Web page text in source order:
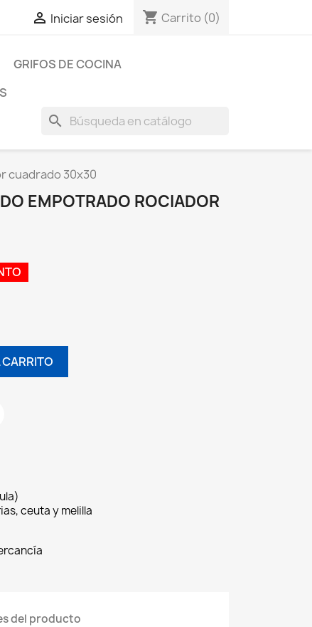
 Iniciar sesión shopping_cart Carrito (0)
GRIFOS DE COCINA
search
cuadrado 30x30
EMPOTRADO ROCIADOR
ceuta y melilla
del producto